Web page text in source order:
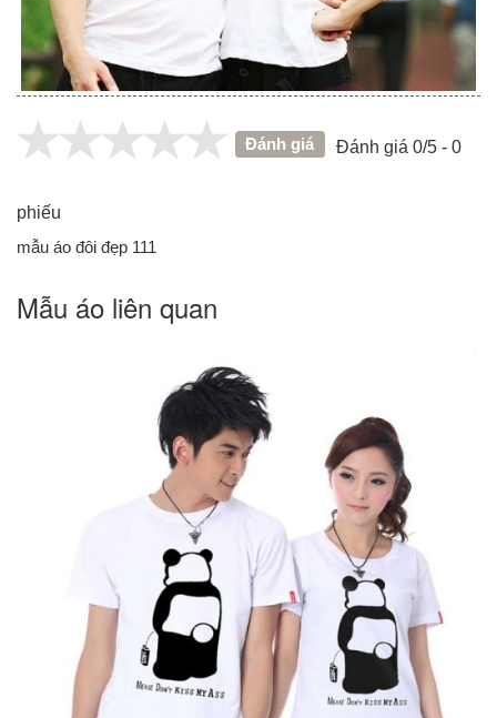
Đánh giá Đánh giá 0/5 - 0
phiếu
mẫu áo đôi đẹp 111
Mẫu áo liên quan